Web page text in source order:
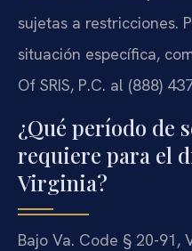
sujetas a restricciones.
situación específica,
Of SRIS, P.C. al (888)
¿Qué período de
requiere para el
Virginia?
Bajo Va. Code § 20-